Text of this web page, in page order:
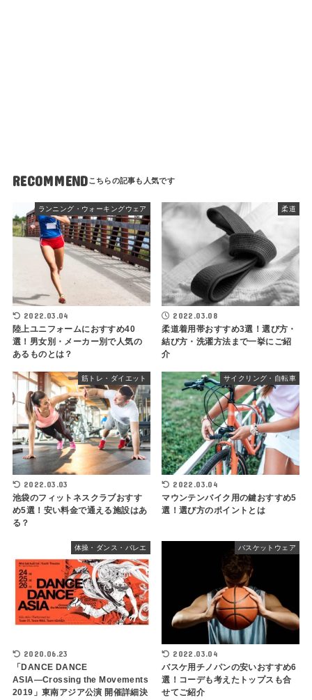
RECOMMEND
ランニング・ウォーキングウェア
2022.03.04
陸上ユニフォームにおすすめ40
選！男女別・メーカー別で人気の
あるものとは？
柔道
2022.03.08
柔道着用帯おすすめ3選！選び方・
結び方・洗濯方法まで一挙にご紹
介
筋トレ・ダイエット
2022.03.03
池袋のフィットネスクラブおすす
め5選！安い料金で通える施設はあ
る？
サイクリング・自転車
2022.03.04
マウンテンバイク用の鍵おすすめ5
選！選び方のポイントとは
体操・ダンス・バレエ
2020.06.23
「DANCE DANCE
ASIA―Crossing the Movements
2019」東南アジア公演 開催詳細決
バスケットウェア
2022.03.04
バスケ用チノパンの安いおすすめ6
選！コーデも考えたトップスも合
せてご紹介